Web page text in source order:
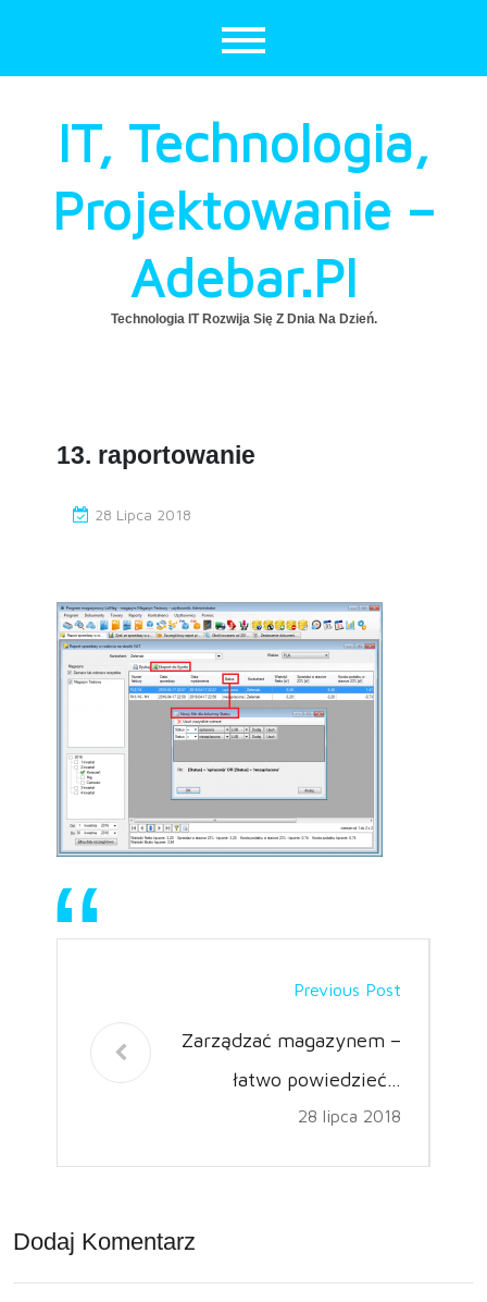
IT, Technologia,
Projektowanie –
Adebar.pl
Technologia IT Rozwija Się Z Dnia Na Dzień.
13. raportowanie
28 Lipca 2018
Previous Post
Zarządzać magazynem –
łatwo powiedzieć…
28 lipca 2018
Dodaj Komentarz